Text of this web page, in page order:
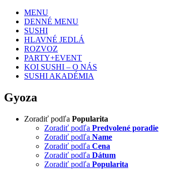
MENU
DENNÉ MENU
SUSHI
HLAVNÉ JEDLÁ
ROZVOZ
PARTY+EVENT
KOI SUSHI – O NÁS
SUSHI AKADÉMIA
Gyoza
Zoradiť podľa Popularita
Zoradiť podľa Predvolené poradie
Zoradiť podľa Name
Zoradiť podľa Cena
Zoradiť podľa Dátum
Zoradiť podľa Popularita